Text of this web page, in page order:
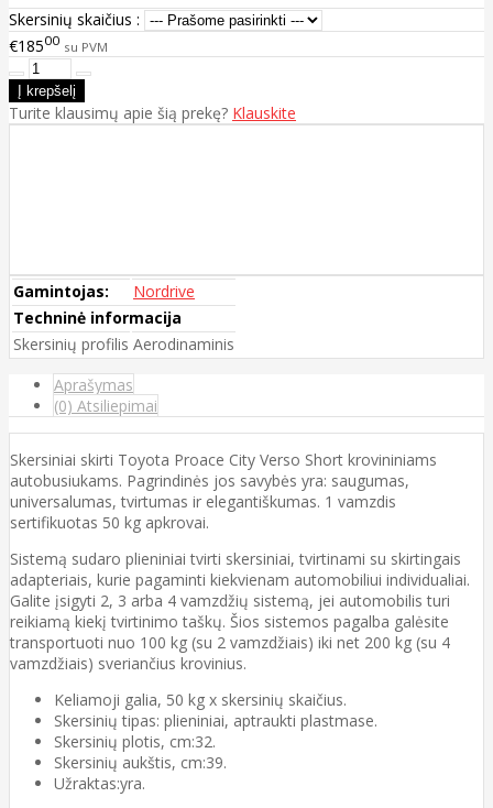
Skersinių skaičius :
€18500 su PVM
Turite klausimų apie šią prekę? Klauskite
Gamintojas:
Nordrive
Techninė informacija
Skersinių profilis Aerodinaminis
Aprašymas
(0) Atsiliepimai
Skersiniai skirti Toyota Proace City Verso Short krovininiams
autobusiukams. Pagrindinės jos savybės yra: saugumas,
universalumas, tvirtumas ir elegantiškumas. 1 vamzdis
sertifikuotas 50 kg apkrovai.
Sistemą sudaro plieniniai tvirti skersiniai, tvirtinami su skirtingais
adapteriais, kurie pagaminti kiekvienam automobiliui individualiai.
Galite įsigyti 2, 3 arba 4 vamzdžių sistemą, jei automobilis turi
reikiamą kiekį tvirtinimo taškų. Šios sistemos pagalba galėsite
transportuoti nuo 100 kg (su 2 vamzdžiais) iki net 200 kg (su 4
vamzdžiais) sveriančius krovinius.
Keliamoji galia, 50 kg x skersinių skaičius.
Skersinių tipas: plieniniai, aptraukti plastmase.
Skersinių plotis, cm:32.
Skersinių aukštis, cm:39.
Užraktas:yra.